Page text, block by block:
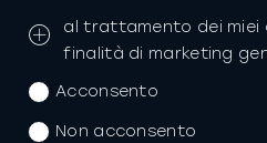
al trattamento dei miei
finalità di marketing
Acconsento
Non acconsento